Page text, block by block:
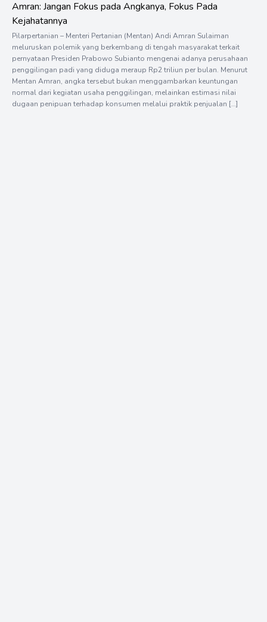
Amran: Jangan Fokus pada Angkanya, Fokus Pada
Kejahatannya
Pilarpertanian – Menteri Pertanian (Mentan) Andi Amran Sulaiman
meluruskan polemik yang berkembang di tengah masyarakat terkait
pernyataan Presiden Prabowo Subianto mengenai adanya perusahaan
penggilingan padi yang diduga meraup Rp2 triliun per bulan. Menurut
Mentan Amran, angka tersebut bukan menggambarkan keuntungan
normal dari kegiatan usaha penggilingan, melainkan estimasi nilai
dugaan penipuan terhadap konsumen melalui praktik penjualan […]